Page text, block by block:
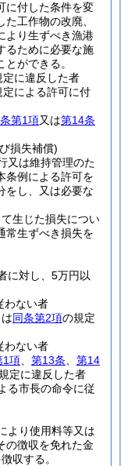
に付した条件を変
工作物の改廃、
より生ずべき漁港
るために必要な施
ができる。
定に違反した者
定による許可に付
第1項又は第14条
損失補償)
又は維持管理のた
条例による許可を
をし、又は必要な
生じた損失につい
常生ずべき損失を
に対し、5万円以
わない者
同条第2項の規定
わない者
1項 第13条
第14
定に違反した者
る市長の命令に従
より使用料等又は
の徴収を免れた金
収する。